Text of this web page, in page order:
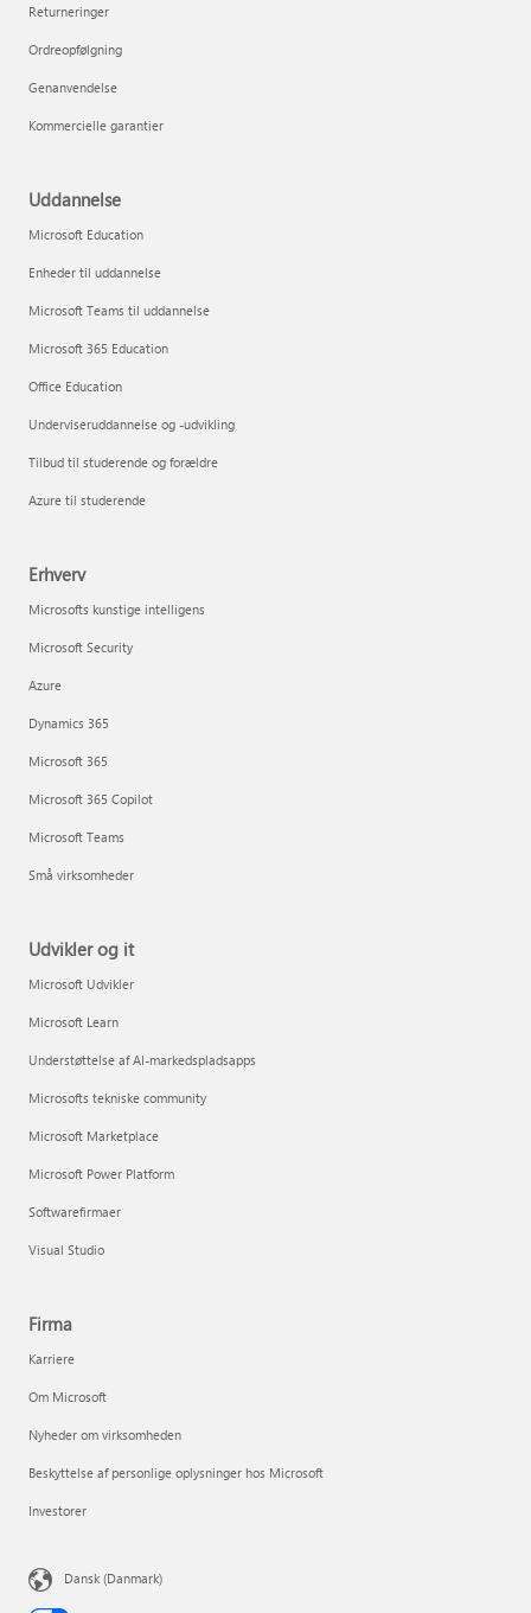
Returneringer
Ordreopfølgning
Genanvendelse
Kommercielle garantier
Uddannelse
Microsoft Education
Enheder til uddannelse
Microsoft Teams til uddannelse
Microsoft 365 Education
Office Education
Underviseruddannelse og -udvikling
Tilbud til studerende og forældre
Azure til studerende
Erhverv
Microsofts kunstige intelligens
Microsoft Security
Azure
Dynamics 365
Microsoft 365
Microsoft 365 Copilot
Microsoft Teams
Små virksomheder
Udvikler og it
Microsoft Udvikler
Microsoft Learn
Understøttelse af AI-markedspladsapps
Microsofts tekniske community
Microsoft Marketplace
Microsoft Power Platform
Softwarefirmaer
Visual Studio
Firma
Karriere
Om Microsoft
Nyheder om virksomheden
Beskyttelse af personlige oplysninger hos Microsoft
Investorer
Dansk (Danmark)